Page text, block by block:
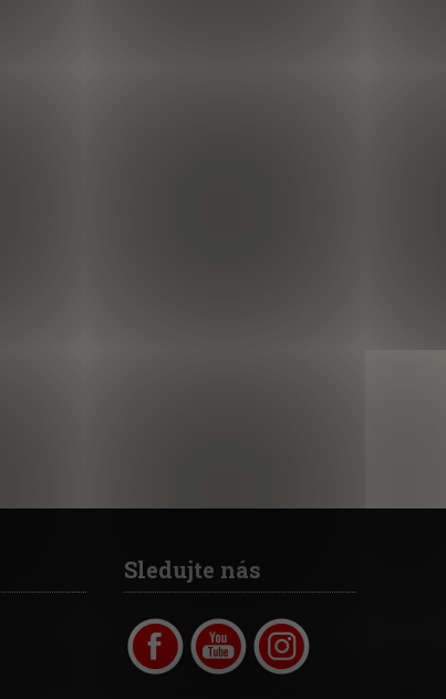
Sledujte nás